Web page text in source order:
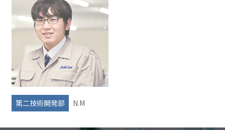
第二技術開発部 N.M